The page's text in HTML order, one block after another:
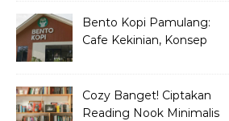
Bento Kopi Pamulang:
Cafe Kekinian, Konsep
Cozy Banget! Ciptakan
Reading Nook Minimalis